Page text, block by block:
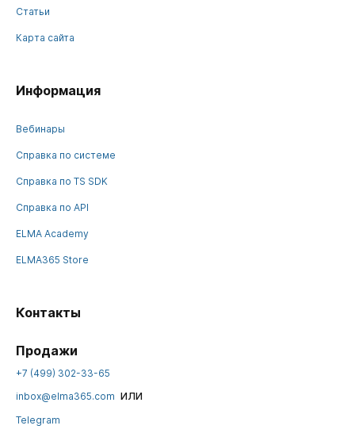
Статьи
Карта сайта
Информация
Вебинары
Справка по системе
Справка по TS SDK
Справка по API
ELMA Academy
ELMA365 Store
Контакты
Продажи
+7 (499) 302-33-65
inbox@elma365.com или
Telegram